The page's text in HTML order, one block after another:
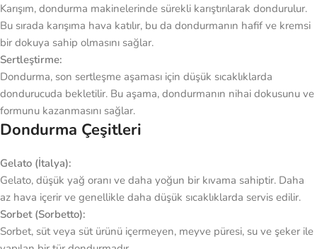
Karışım, dondurma makinelerinde sürekli karıştırılarak dondurulur.
Bu sırada karışıma hava katılır, bu da dondurmanın hafif ve kremsi
bir dokuya sahip olmasını sağlar.
Sertleştirme:
Dondurma, son sertleşme aşaması için düşük sıcaklıklarda
dondurucuda bekletilir. Bu aşama, dondurmanın nihai dokusunu ve
formunu kazanmasını sağlar.
Dondurma Çeşitleri
Gelato (İtalya):
Gelato, düşük yağ oranı ve daha yoğun bir kıvama sahiptir. Daha
az hava içerir ve genellikle daha düşük sıcaklıklarda servis edilir.
Sorbet (Sorbetto):
Sorbet, süt veya süt ürünü içermeyen, meyve püresi, su ve şeker ile